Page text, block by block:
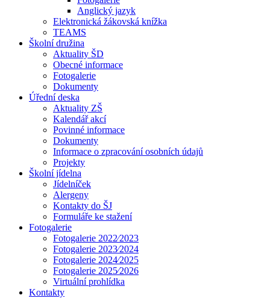
Anglický jazyk
Elektronická žákovská knížka
TEAMS
Školní družina
Aktuality ŠD
Obecné informace
Fotogalerie
Dokumenty
Úřední deska
Aktuality ZŠ
Kalendář akcí
Povinné informace
Dokumenty
Informace o zpracování osobních údajů
Projekty
Školní jídelna
Jídelníček
Alergeny
Kontakty do ŠJ
Formuláře ke stažení
Fotogalerie
Fotogalerie 2022⁄2023
Fotogalerie 2023⁄2024
Fotogalerie 2024⁄2025
Fotogalerie 2025⁄2026
Virtuální prohlídka
Kontakty